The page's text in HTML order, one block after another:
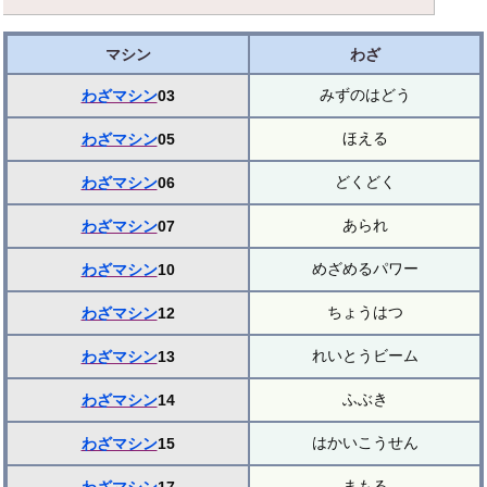
マシン わざ
わざマシン03 みずのはどう
わざマシン05 ほえる
わざマシン06 どくどく
わざマシン07 あられ
わざマシン10 めざめるパワー
わざマシン12 ちょうはつ
わざマシン13 れいとうビーム
わざマシン14 ふぶき
わざマシン15 はかいこうせん